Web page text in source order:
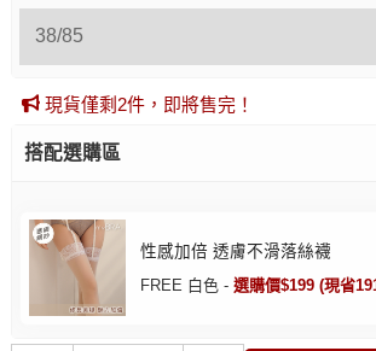
現貨僅剩2件，即將售完！
搭配選購區
性感加倍 透膚不滑落絲襪
FREE 白色 - 選購價$199 (現省